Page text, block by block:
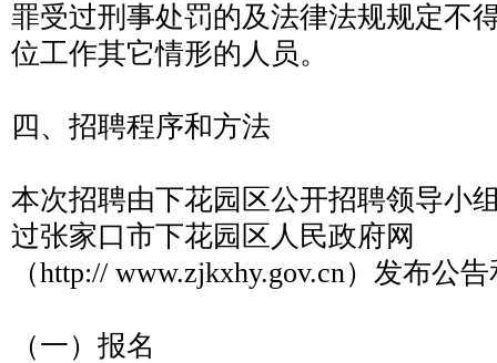
罪受过刑事处罚的及法律法规规定不
位工作其它情形的人员。
四、招聘程序和方法
本次招聘由下花园区公开招聘领导小
过张家口市下花园区人民政府网
（http:// www.zjkxhy.gov.cn）发布公
（一）报名